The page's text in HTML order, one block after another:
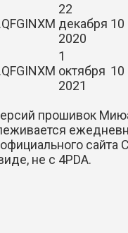
22
декабря
2020
10
1
октября
2021
10
прошивок
сайта
не с 4PDA.